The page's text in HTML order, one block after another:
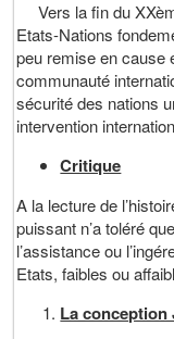
Vers la fin du
Etats-Nations
peu remise en cause
communauté
sécurité des nations
intervention
Critique
A la lecture de
puissant n’a toléré
l’assistance ou
Etats, faibles ou
La